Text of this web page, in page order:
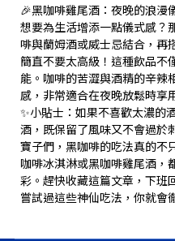
🎉黑咖啡雞尾酒：夜晚的浪漫
想要為生活增添一點儀式感？
啡與蘭姆酒或威士忌結合，再
簡直不要太高級！這種飲品不
能。咖啡的苦澀與酒精的辛辣
感，非常適合在夜晚放鬆時享
✨小貼士：如果不喜歡太濃的
酒，既保留了風味又不會過於
寶子們，黑咖啡的吃法真的不
咖啡冰淇淋或黑咖啡雞尾酒，
彩。趕快收藏這篇文章，下班
嘗試過這些神仙吃法，你就